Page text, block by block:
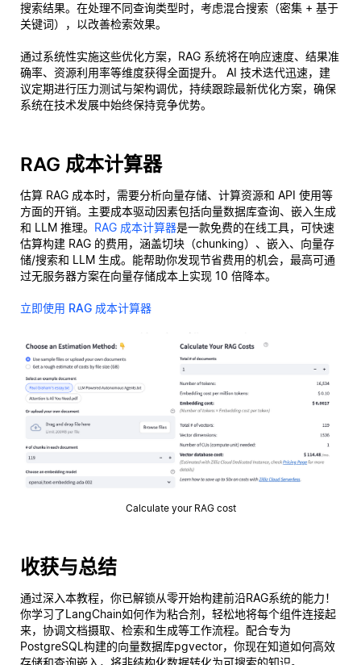
搜索结果。在处理不同查询类型时，考虑混合搜索（密集 + 基于
关键词），以改善检索效果。
通过系统性实施这些优化方案，RAG 系统将在响应速度、结果准
确率、资源利用率等维度获得全面提升。 AI 技术迭代迅速，建
议定期进行压力测试与架构调优，持续跟踪最新优化方案，确保
系统在技术发展中始终保持竞争优势。
RAG 成本计算器
估算 RAG 成本时，需要分析向量存储、计算资源和 API 使用等
方面的开销。主要成本驱动因素包括向量数据库查询、嵌入生成
和 LLM 推理。 RAG 成本计算器是一款免费的在线工具，可快速
估算构建 RAG 的费用，涵盖切块（chunking）、嵌入、向量存
储/搜索和 LLM 生成。能帮助你发现节省费用的机会，最高可通
过无服务器方案在向量存储成本上实现 10 倍降本。
立即使用 RAG 成本计算器
Calculate your RAG cost
收获与总结
通过深入本教程，你已解锁从零开始构建前沿RAG系统的能力！
你学习了LangChain如何作为粘合剂，轻松地将每个组件连接起
来，协调文档摄取、检索和生成等工作流程。配合专为
PostgreSQL构建的向量数据库pgvector，你现在知道如何高效
存储和查询嵌入，将非结构化数据转化为可搜索的知识。